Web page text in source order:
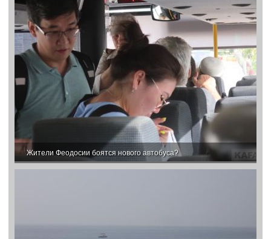
Жители Феодосии боятся нового автобуса?